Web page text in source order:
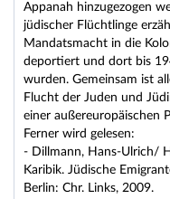
Appanah hinzugezogen
jüdischer Flüchtlinge
Mandatsmacht in die
deportiert und dort bis
wurden. Gemeinsam ist
Flucht der Juden und
einer außereuropäischen
Ferner wird gelesen:
- Dillmann, Hans-Ulrich/
Karibik. Jüdische
Berlin: Chr. Links, 2009.